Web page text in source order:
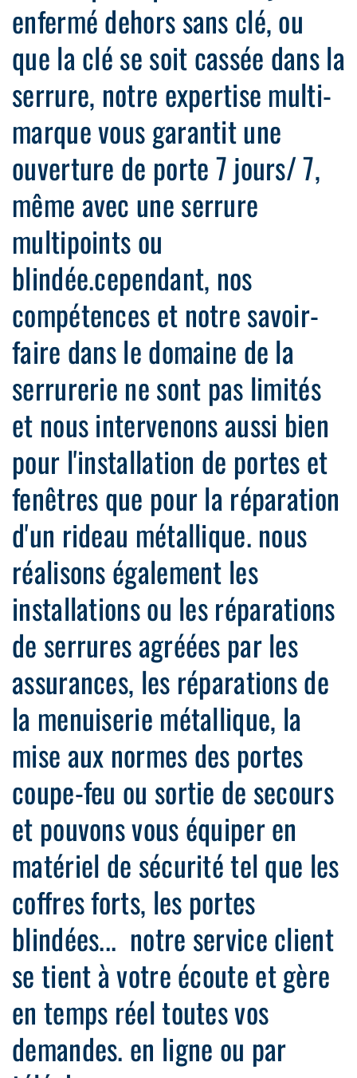
enfermé dehors sans clé, ou
que la clé se soit cassée dans la
serrure, notre expertise multi-
marque vous garantit une
ouverture de porte 7 jours/ 7,
même avec une serrure
multipoints ou
blindée.cependant, nos
compétences et notre savoir-
faire dans le domaine de la
serrurerie ne sont pas limités
et nous intervenons aussi bien
pour l'installation de portes et
fenêtres que pour la réparation
d'un rideau métallique. nous
réalisons également les
installations ou les réparations
de serrures agréées par les
assurances, les réparations de
la menuiserie métallique, la
mise aux normes des portes
coupe-feu ou sortie de secours
et pouvons vous équiper en
matériel de sécurité tel que les
coffres forts, les portes
blindées... notre service client
se tient à votre écoute et gère
en temps réel toutes vos
demandes. en ligne ou par